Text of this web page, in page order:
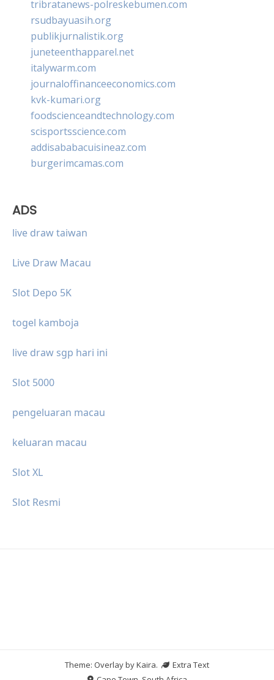
tribratanews-polreskebumen.com
rsudbayuasih.org
publikjurnalistik.org
juneteenthapparel.net
italywarm.com
journaloffinanceeconomics.com
kvk-kumari.org
foodscienceandtechnology.com
scisportsscience.com
addisababacuisineaz.com
burgerimcamas.com
ADS
live draw taiwan
Live Draw Macau
Slot Depo 5K
togel kamboja
live draw sgp hari ini
Slot 5000
pengeluaran macau
keluaran macau
Slot XL
Slot Resmi
Theme: Overlay byKaira.
Extra Text